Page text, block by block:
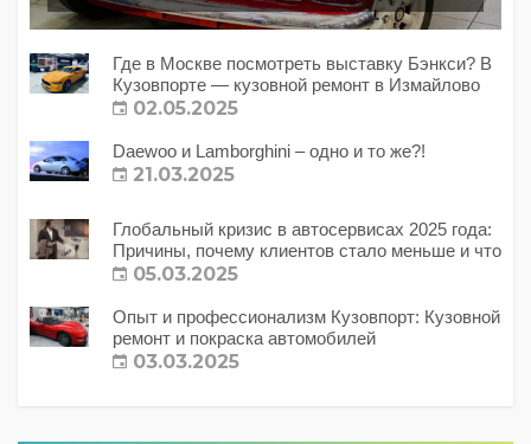
Где в Москве посмотреть выставку Бэнкси? В
Кузовпорте — кузовной ремонт в Измайлово
02.05.2025
Daewoo и Lamborghini – одно и то же?!
21.03.2025
Глобальный кризис в автосервисах 2025 года:
Причины, почему клиентов стало меньше и что
с этим делать?
05.03.2025
Опыт и профессионализм Кузовпорт: Кузовной
ремонт и покраска автомобилей
03.03.2025